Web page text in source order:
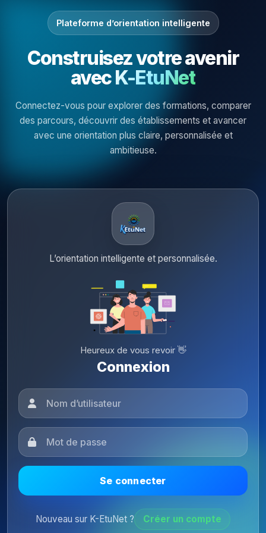
Plateforme d’orientation intelligente
Construisez votre avenir
avecK-EtuNet
Connectez-vous pour explorer des formations, comparer
des parcours, découvrir des établissements et avancer
avec une orientation plus claire, personnalisée et
ambitieuse.
L’orientation intelligente et personnalisée.
Heureux de vous revoir 👋
Connexion
Se connecter
Nouveau sur K-EtuNet ? Créer un compte